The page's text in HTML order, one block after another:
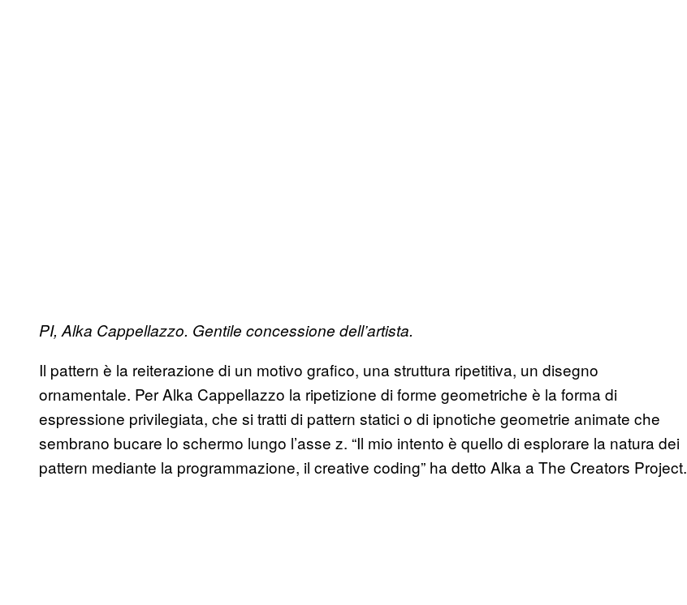
PI, Alka Cappellazzo. Gentile concessione dell’artista.
Il pattern è la reiterazione di un motivo grafico, una struttura ripetitiva, un disegno
ornamentale. Per Alka Cappellazzo la ripetizione di forme geometriche è la forma di
espressione privilegiata, che si tratti di pattern statici o di ipnotiche geometrie animate che
sembrano bucare lo schermo lungo l’asse z. “Il mio intento è quello di esplorare la natura dei
pattern mediante la programmazione, il creative coding” ha detto Alka a The Creators Project.